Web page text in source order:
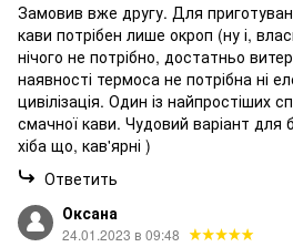
Замовив вже другу. Для
кави потрібен лише окроп (ну і,
нічого не потрібно, достатньо
наявності термоса не потрібна ні
цивілізація. Один із найпростіших
смачної кави. Чудовий варіант для
хіба що, кав'ярні )
Ответить
Оксана
24.01.2023 в 09:48